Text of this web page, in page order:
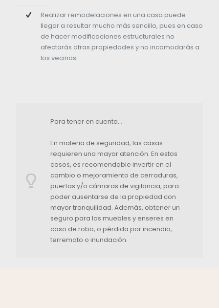
Realizar remodelaciones en una casa puede
llegar a resultar mucho más sencillo, pues en caso
de hacer modificaciones estructurales no
afectarás otras propiedades y no incomodarás a
los vecinos.
Para tener en cuenta…
En materia de seguridad, las casas
requieren una mayor atención. En estos
casos, es recomendable invertir en el
cambio o mejoramiento de cerraduras,
puertas y/o cámaras de vigilancia, para
poder ausentarse de la propiedad con
mayor tranquilidad. Además, obtener un
seguro para los muebles y enseres en
caso de robo, o pérdida por incendio,
terremoto o inundación.